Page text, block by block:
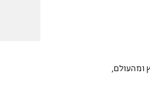
ומהעולם,